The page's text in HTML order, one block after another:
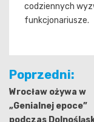
codziennych
funkcjonariusze.
wpisu
Poprzedni:
Wrocław ożywa w
„Genialnej epoce”
podczas